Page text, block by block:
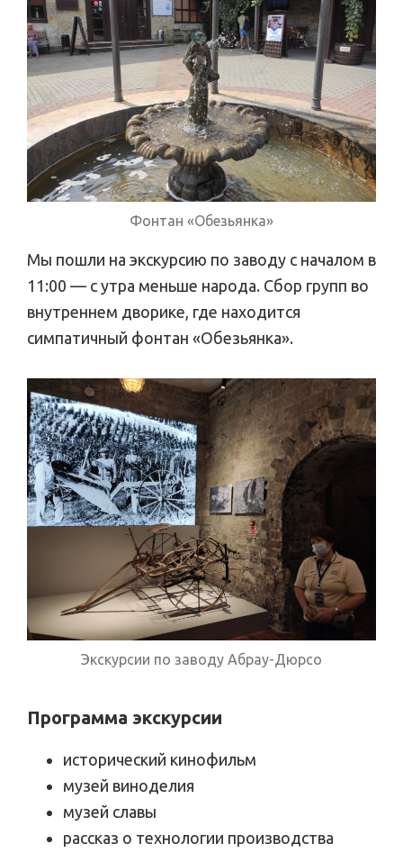
Фонтан «Обезьянка»
Мы пошли на экскурсию по заводу с началом в
11:00 — с утра меньше народа. Сбор групп во
внутреннем дворике, где находится
симпатичный фонтан «Обезьянка».
Экскурсии по заводу Абрау-Дюрсо
Программа экскурсии
исторический кинофильм
музей виноделия
музей славы
рассказ о технологии производства